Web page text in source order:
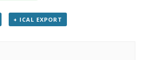
+ ICAL EXPORT